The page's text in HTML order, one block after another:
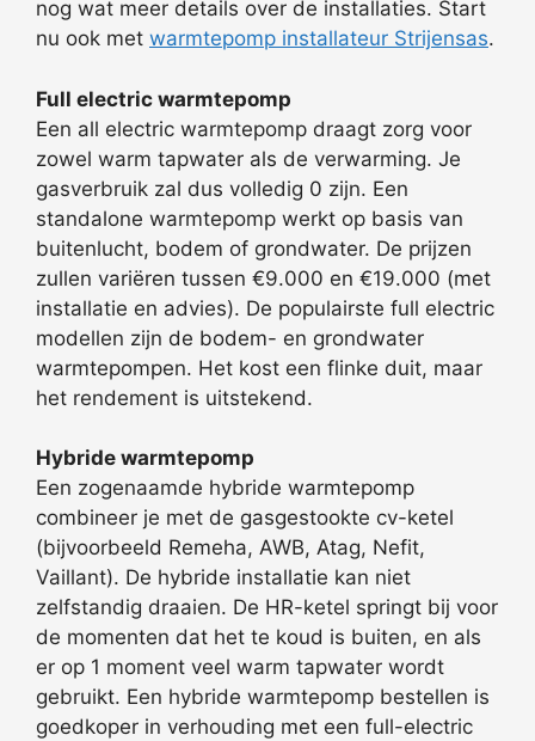
nog wat meer details over de installaties. Start
nu ook met warmtepomp installateur Strijensas.
Full electric warmtepomp
Een all electric warmtepomp draagt zorg voor
zowel warm tapwater als de verwarming. Je
gasverbruik zal dus volledig 0 zijn. Een
standalone warmtepomp werkt op basis van
buitenlucht, bodem of grondwater. De prijzen
zullen variëren tussen €9.000 en €19.000 (met
installatie en advies). De populairste full electric
modellen zijn de bodem- en grondwater
warmtepompen. Het kost een flinke duit, maar
het rendement is uitstekend.
Hybride warmtepomp
Een zogenaamde hybride warmtepomp
combineer je met de gasgestookte cv-ketel
(bijvoorbeeld Remeha, AWB, Atag, Nefit,
Vaillant). De hybride installatie kan niet
zelfstandig draaien. De HR-ketel springt bij voor
de momenten dat het te koud is buiten, en als
er op 1 moment veel warm tapwater wordt
gebruikt. Een hybride warmtepomp bestellen is
goedkoper in verhouding met een full-electric